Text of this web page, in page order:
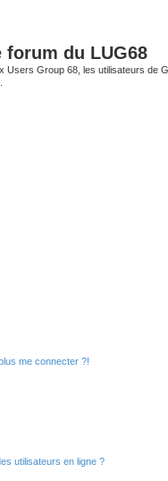
forum du LUG68
Users Group 68, les utilisateurs de
me connecter ?!
utilisateurs en ligne ?